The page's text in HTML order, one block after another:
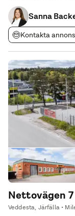
belägen på
genomtänkta ytor
Sanna
Kontakta
Nettovägen 7
Veddesta, Järfälla •